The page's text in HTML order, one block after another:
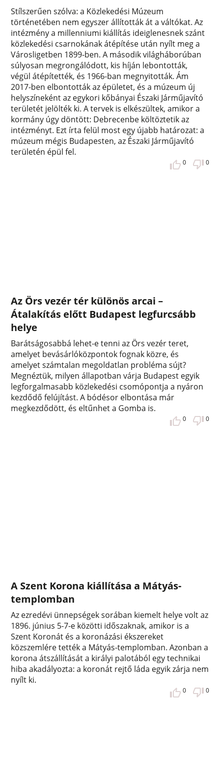
Stílszerűen szólva: a Közlekedési Múzeum
történetében nem egyszer állították át a váltókat. Az
intézmény a millenniumi kiállítás ideiglenesnek szánt
közlekedési csarnokának átépítése után nyílt meg a
Városligetben 1899-ben. A második világháborúban
súlyosan megrongálódott, kis híján lebontották,
végül átépítették, és 1966-ban megnyitották. Ám
2017-ben elbontották az épületet, és a múzeum új
helyszíneként az egykori kőbányai Északi Járműjavító
területét jelölték ki. A tervek is elkészültek, amikor a
kormány úgy döntött: Debrecenbe költöztetik az
intézményt. Ezt írta felül most egy újabb határozat: a
múzeum mégis Budapesten, az Északi Járműjavító
területén épül fel.
0 0
Az Örs vezér tér különös arcai –
Átalakítás előtt Budapest legfurcsább
helye
Barátságosabbá lehet-e tenni az Örs vezér teret,
amelyet bevásárlóközpontok fognak közre, és
amelyet számtalan megoldatlan probléma sújt?
Megnéztük, milyen állapotban várja Budapest egyik
legforgalmasabb közlekedési csomópontja a nyáron
kezdődő felújítást. A bódésor elbontása már
megkezdődött, és eltűnhet a Gomba is.
0 0
A Szent Korona kiállítása a Mátyás-
templomban
Az ezredévi ünnepségek sorában kiemelt helye volt az
1896. június 5-7-e közötti időszaknak, amikor is a
Szent Koronát és a koronázási ékszereket
közszemlére tették a Mátyás-templomban. Azonban a
korona átszállítását a királyi palotából egy technikai
hiba akadályozta: a koronát rejtő láda egyik zárja nem
nyílt ki.
0 0